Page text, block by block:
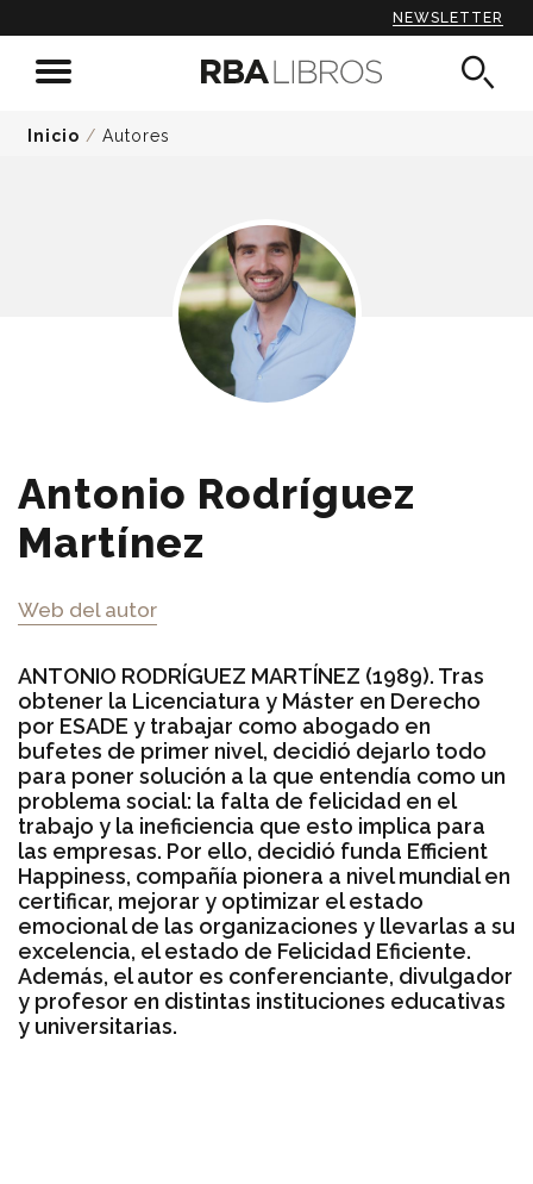
NEWSLETTER
Inicio / Autores
Antonio Rodríguez
Martínez
Web del autor
ANTONIO RODRÍGUEZ MARTÍNEZ (1989). Tras
obtener la Licenciatura y Máster en Derecho
por ESADE y trabajar como abogado en
bufetes de primer nivel, decidió dejarlo todo
para poner solución a la que entendía como un
problema social: la falta de felicidad en el
trabajo y la ineficiencia que esto implica para
las empresas. Por ello, decidió funda Efficient
Happiness, compañía pionera a nivel mundial en
certificar, mejorar y optimizar el estado
emocional de las organizaciones y llevarlas a su
excelencia, el estado de Felicidad Eficiente.
Además, el autor es conferenciante, divulgador
y profesor en distintas instituciones educativas
y universitarias.